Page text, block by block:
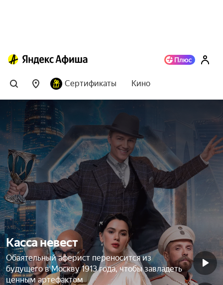
Сертификаты Кино
Касса невест
Обаятельный аферист переносится из
будущего в Москву 1913 года, чтобы завладеть
ценным артефактом